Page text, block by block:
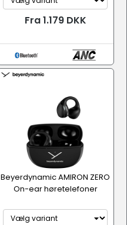
Fra 1.179 DKK
Beyerdynamic AMIRON ZERO
On-ear høretelefoner